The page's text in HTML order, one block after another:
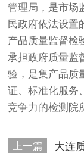
管理局，是市场
民政府依法设置
产品质量监督检
承担政府质量监
验，是集产品质
证、标准化服务
竞争力的检测院
上一篇 大连